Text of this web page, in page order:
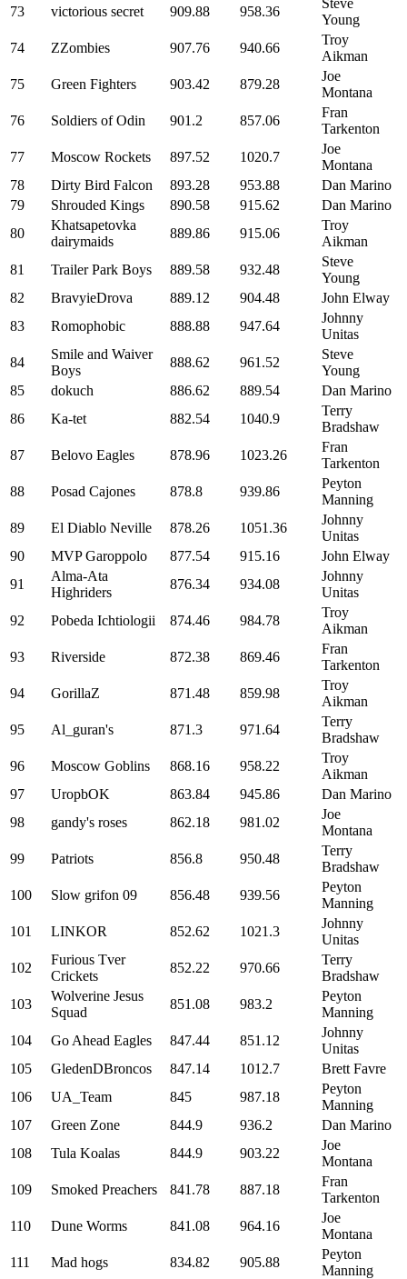
73 victorious secret 909.88 958.36
Steve
Young
74
ZZombies 907.76 940.66
Troy
Aikman
75
Green Fighters 903.42 879.28
Joe
Montana
76
Soldiers of Odin 901.2 857.06
Fran
Tarkenton
77
Moscow Rockets 897.52 1020.7
Joe
Montana
78
Dirty Bird Falcon 893.28 953.88
Dan Marino
79
Shrouded Kings 890.58 915.62
Dan Marino
80
Khatsapetovka
dairymaids
889.86 915.06
Troy
Aikman
81
Trailer Park Boys 889.58 932.48
Steve
Young
82
BravyieDrova 889.12 904.48
John Elway
83
Romophobic 888.88 947.64
Johnny
Unitas
84
Smile and Waiver
Boys
888.62 961.52
Steve
Young
85
dokuch 886.62 889.54
Dan Marino
86
Ka-tet 882.54 1040.9
Terry
Bradshaw
87
Belovo Eagles 878.96 1023.26
Fran
Tarkenton
88
Posad Cajones 878.8 939.86
Peyton
Manning
89
El Diablo Neville 878.26 1051.36
Johnny
Unitas
90
MVP Garoppolo 877.54 915.16
John Elway
91
Alma-Ata
Highriders
876.34 934.08
Johnny
Unitas
92
Pobeda Ichtiologii 874.46 984.78
Troy
Aikman
93
Riverside 872.38 869.46
Fran
Tarkenton
94
GorillaZ 871.48 859.98
Troy
Aikman
95
Al_guran's 871.3 971.64
Terry
Bradshaw
96
Moscow Goblins 868.16 958.22
Troy
Aikman
97
UropbOK 863.84 945.86
Dan Marino
98
gandy's roses 862.18 981.02
Joe
Montana
99
Patriots 856.8 950.48
Terry
Bradshaw
100
Slow grifon 09 856.48 939.56
Peyton
Manning
101
LINKOR 852.62 1021.3
Johnny
Unitas
102
Furious Tver
Crickets
852.22 970.66
Terry
Bradshaw
103
Wolverine Jesus
Squad
851.08 983.2
Peyton
Manning
104
Go Ahead Eagles 847.44 851.12
Johnny
Unitas
105
GledenDBroncos 847.14 1012.7
Brett Favre
106
UA_Team 845 987.18
Peyton
Manning
107
Green Zone 844.9 936.2
Dan Marino
108
Tula Koalas 844.9 903.22
Joe
Montana
109
Smoked Preachers 841.78 887.18
Fran
Tarkenton
110
Dune Worms 841.08 964.16
Joe
Montana
111
Mad hogs 834.82 905.88
Peyton
Manning